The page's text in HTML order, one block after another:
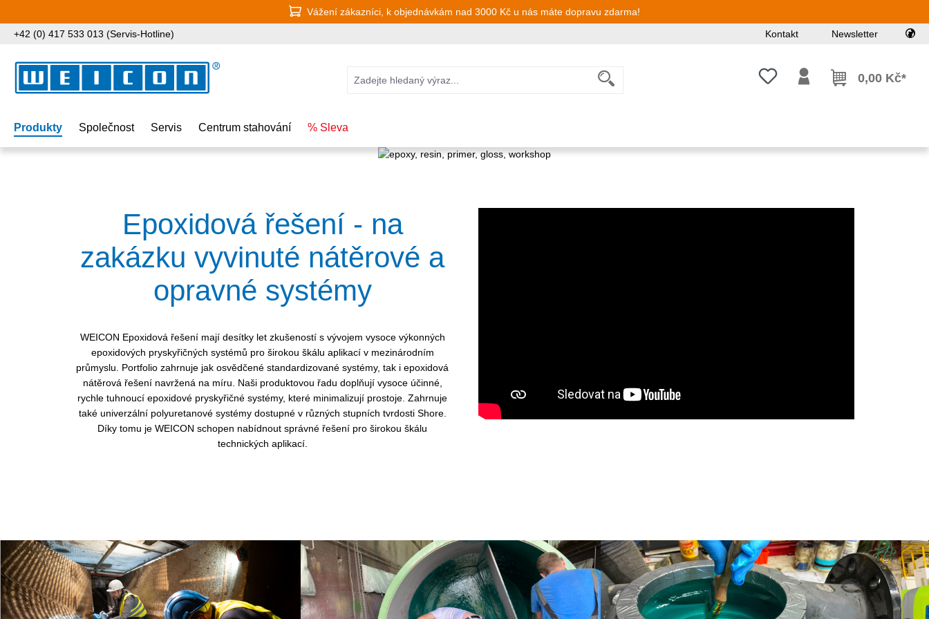
Vážení zákazníci, k objednávkám nad 3000 Kč u nás máte dopravu zdarma!
+42 (0) 417 533 013 (Servis-Hotline) Kontakt Newsletter
Máte 0 položky v seznamu přání
0,00 Kč*
Produkty Společnost Servis Centrum stahování % Sleva
Epoxidová řešení - na
zakázku vyvinuté nátěrové a
opravné systémy
WEICON Epoxidová řešení mají desítky let zkušeností s vývojem vysoce výkonných
epoxidových pryskyřičných systémů pro širokou škálu aplikací v mezinárodním
průmyslu. Portfolio zahrnuje jak osvědčené standardizované systémy, tak i epoxidová
nátěrová řešení navržená na míru. Naši produktovou řadu doplňují vysoce účinné,
rychle tuhnoucí epoxidové pryskyřičné systémy, které minimalizují prostoje. Zahrnuje
také univerzální polyuretanové systémy dostupné v různých stupních tvrdosti Shore.
Díky tomu je WEICON schopen nabídnout správné řešení pro širokou škálu
technických aplikací.